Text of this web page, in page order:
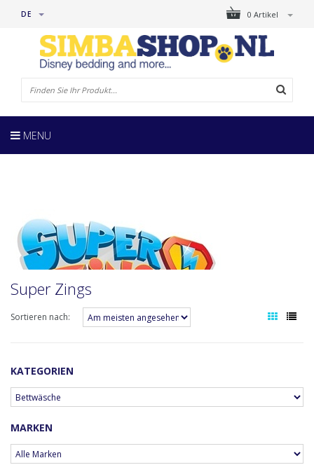
0 Artikel
DE
MENU
Super Zings
Sortieren nach:
KATEGORIEN
MARKEN